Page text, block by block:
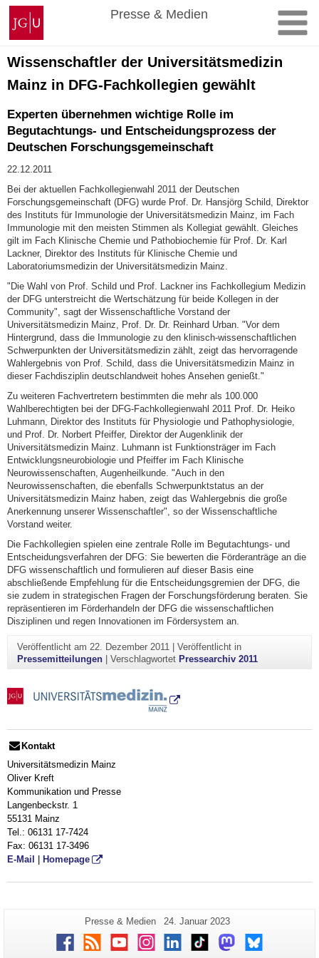
Zum
Inhalt
springen
Johannes
Gutenberg-
Universität
Mainz
Presse & Medien
Wissenschaftler der Universitätsmedizin
Mainz in DFG-Fachkollegien gewählt
Experten übernehmen wichtige Rolle im
Begutachtungs- und Entscheidungsprozess der
Deutschen Forschungsgemeinschaft
22.12.2011
Bei der aktuellen Fachkollegienwahl 2011 der Deutschen
Forschungsgemeinschaft (DFG) wurde Prof. Dr. Hansjörg Schild, Direktor
des Instituts für Immunologie der Universitätsmedizin Mainz, im Fach
Immunologie mit den meisten Stimmen als Kollegiat gewählt. Gleiches
gilt im Fach Klinische Chemie und Pathobiochemie für Prof. Dr. Karl
Lackner, Direktor des Instituts für Klinische Chemie und
Laboratoriumsmedizin der Universitätsmedizin Mainz.
"Die Wahl von Prof. Schild und Prof. Lackner ins Fachkollegium Medizin
der DFG unterstreicht die Wertschätzung für beide Kollegen in der
Community", sagt der Wissenschaftliche Vorstand der
Universitätsmedizin Mainz, Prof. Dr. Dr. Reinhard Urban. "Vor dem
Hintergrund, dass die Immunologie zu den klinisch-wissenschaftlichen
Schwerpunkten der Universitätsmedizin zählt, zeigt das hervorragende
Wahlergebnis von Prof. Schild, dass die Universitätsmedizin Mainz in
dieser Fachdisziplin deutschlandweit hohes Ansehen genießt."
Zu weiteren Fachvertretern bestimmten die mehr als 100.000
Wahlberechtigten bei der DFG-Fachkollegienwahl 2011 Prof. Dr. Heiko
Luhmann, Direktor des Instituts für Physiologie und Pathophysiologie,
und Prof. Dr. Norbert Pfeiffer, Direktor der Augenklinik der
Universitätsmedizin Mainz. Luhmann ist Funktionsträger im Fach
Entwicklungsneurobiologie und Pfeiffer im Fach Klinische
Neurowissenschaften, Augenheilkunde. "Auch in den
Neurowissenschaften, die ebenfalls Schwerpunktstatus an der
Universitätsmedizin Mainz haben, zeigt das Wahlergebnis die große
Anerkennung unserer Wissenschaftler", so der Wissenschaftliche
Vorstand weiter.
Die Fachkollegien spielen eine zentrale Rolle im Begutachtungs- und
Entscheidungsverfahren der DFG: Sie bewerten die Förderanträge an die
DFG wissenschaftlich und formulieren auf dieser Basis eine
abschließende Empfehlung für die Entscheidungsgremien der DFG, die
sie zudem in strategischen Fragen der Forschungsförderung beraten. Sie
repräsentieren im Förderhandeln der DFG die wissenschaftlichen
Disziplinen und regen Innovationen im Fördersystem an.
Veröffentlicht am 22. Dezember 2011 | Veröffentlicht in
Pressemitteilungen| Verschlagwortet Pressearchiv 2011
Kontakt
Universitätsmedizin Mainz
Oliver Kreft
Kommunikation und Presse
Langenbeckstr. 1
55131 Mainz
Tel.: 06131 17-7424
Fax: 06131 17-3496
E-Mail | Homepage
Zusätzliche
Informationen
zu
Seiten-
Name:
Presse & Medien
Letzte
Aktualisierung:
24. Januar 2023
Facebook
RSS YoutubeInstagram
LinkedInTikTokMastodonBluesky